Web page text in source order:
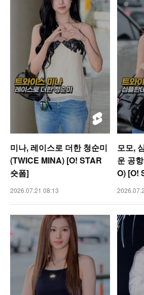
미나, 레이스로 더한 청순미
(TWICE MINA) [O! STAR
숏폼]
2026.07.21 08:13
모모,
운 공
O) [O!